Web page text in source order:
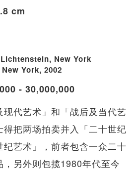
cm
New York
York, 2002
- 30,000,000
代艺术」和「战后及当代艺
把两场拍卖并入「二十世纪
艺术」，前者包含一众二十
另外则包揽1980年代至今